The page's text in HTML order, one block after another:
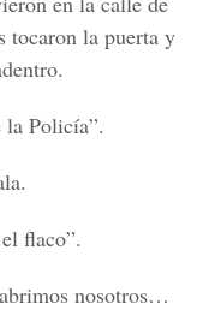
tocaron la puerta y
Policía”.
flaco”.
nosotros…